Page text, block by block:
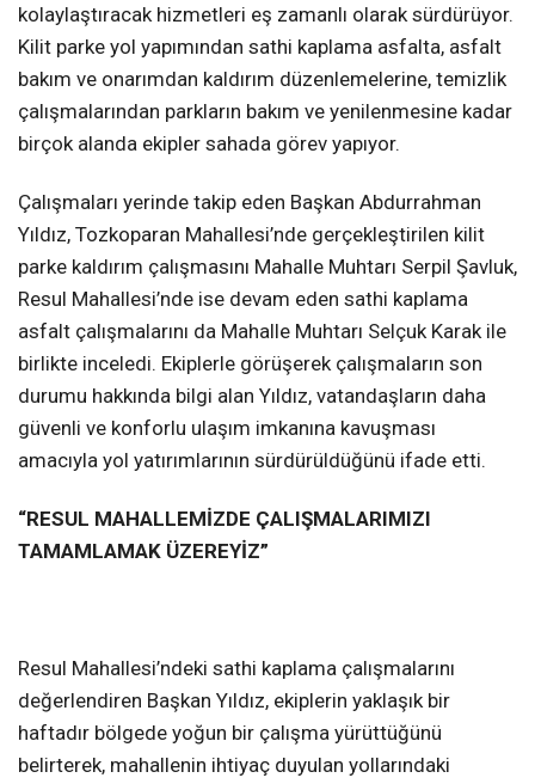
kolaylaştıracak hizmetleri eş zamanlı olarak sürdürüyor.
Kilit parke yol yapımından sathi kaplama asfalta, asfalt
bakım ve onarımdan kaldırım düzenlemelerine, temizlik
çalışmalarından parkların bakım ve yenilenmesine kadar
birçok alanda ekipler sahada görev yapıyor.
Çalışmaları yerinde takip eden Başkan Abdurrahman
Yıldız, Tozkoparan Mahallesi’nde gerçekleştirilen kilit
parke kaldırım çalışmasını Mahalle Muhtarı Serpil Şavluk,
Resul Mahallesi’nde ise devam eden sathi kaplama
asfalt çalışmalarını da Mahalle Muhtarı Selçuk Karak ile
birlikte inceledi. Ekiplerle görüşerek çalışmaların son
durumu hakkında bilgi alan Yıldız, vatandaşların daha
güvenli ve konforlu ulaşım imkanına kavuşması
amacıyla yol yatırımlarının sürdürüldüğünü ifade etti.
“RESUL MAHALLEMİZDE ÇALIŞMALARIMIZI
TAMAMLAMAK ÜZEREYİZ”
Resul Mahallesi’ndeki sathi kaplama çalışmalarını
değerlendiren Başkan Yıldız, ekiplerin yaklaşık bir
haftadır bölgede yoğun bir çalışma yürüttüğünü
belirterek, mahallenin ihtiyaç duyulan yollarındaki